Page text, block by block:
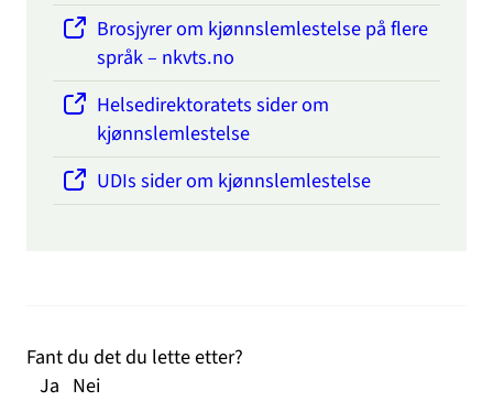
Brosjyrer om kjønnslemlestelse på flere
språk – nkvts.no
Helsedirektoratets sider om
kjønnslemlestelse
UDIs sider om kjønnslemlestelse
Fant du det du lette etter?
Ja Nei